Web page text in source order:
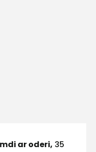
ar oderi, 35